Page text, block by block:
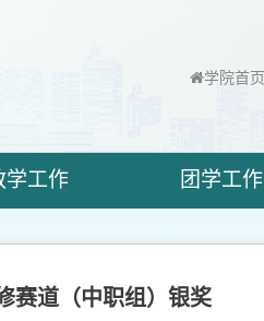
学院首页
学工作 团学工作
赛道（中职组）银奖